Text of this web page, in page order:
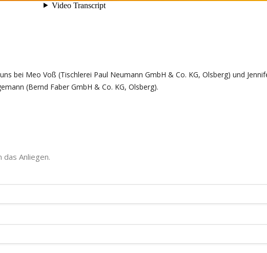
bei Meo Voß (Tischlerei Paul Neumann GmbH & Co. KG, Olsberg) und
(Bernd Faber GmbH & Co. KG, Olsberg).
das Anliegen.